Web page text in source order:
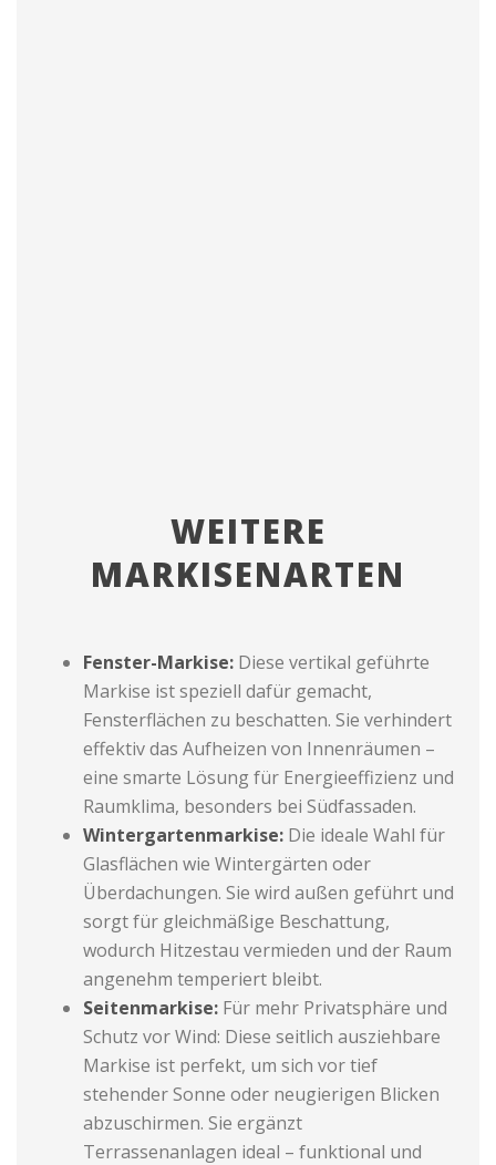
WEITERE
MARKISENARTEN
Fenster-Markise:Diese vertikal geführte
Markise ist speziell dafür gemacht,
Fensterflächen zu beschatten. Sie verhindert
effektiv das Aufheizen von Innenräumen –
eine smarte Lösung für Energieeffizienz und
Raumklima, besonders bei Südfassaden.
Wintergartenmarkise:Die ideale Wahl für
Glasflächen wie Wintergärten oder
Überdachungen. Sie wird außen geführt und
sorgt für gleichmäßige Beschattung,
wodurch Hitzestau vermieden und der Raum
angenehm temperiert bleibt.
Seitenmarkise:Für mehr Privatsphäre und
Schutz vor Wind: Diese seitlich ausziehbare
Markise ist perfekt, um sich vor tief
stehender Sonne oder neugierigen Blicken
abzuschirmen. Sie ergänzt
Terrassenanlagen ideal – funktional und